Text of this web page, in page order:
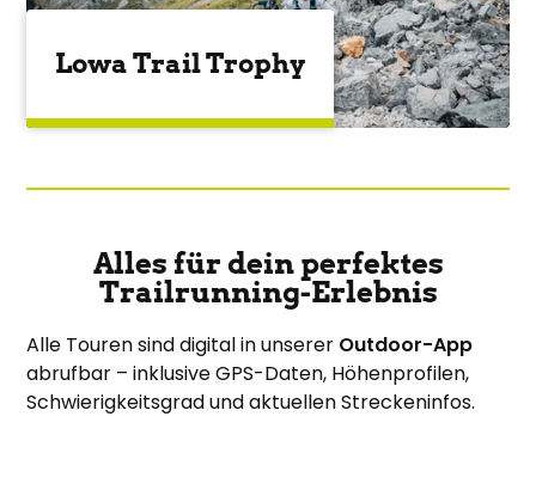
Lowa Trail Trophy
Alles für dein perfektes
Trailrunning-Erlebnis
Alle Touren sind digital in unserer Outdoor-App
abrufbar – inklusive GPS-Daten, Höhenprofilen,
Schwierigkeitsgrad und aktuellen Streckeninfos.